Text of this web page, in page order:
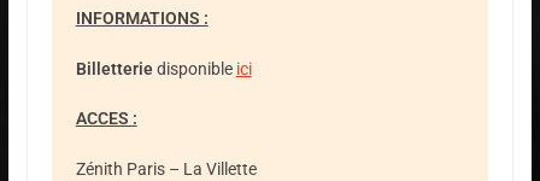
INFORMATIONS :
Billetteriedisponible ici
ACCES :
Zénith Paris – La Villette